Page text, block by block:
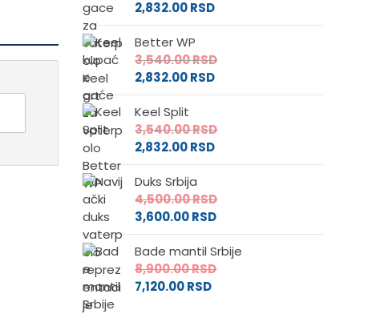
2,832.00RSD
Better WP
3,540.00RSD
2,832.00RSD
Keel Split
3,540.00RSD
2,832.00RSD
Duks Srbija
4,500.00RSD
3,600.00RSD
Bade mantil Srbije
8,900.00RSD
7,120.00RSD